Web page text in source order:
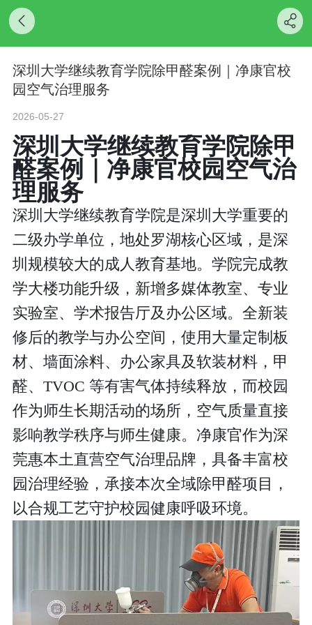
深圳大学继续教育学院除甲醛案例｜净康官校
园空气治理服务
2026-05-27
深圳大学继续教育学院除甲
醛案例｜净康官校园空气治
理服务
深圳大学继续教育学院是深圳大学重要的
二级办学单位，地处罗湖核心区域，是深
圳规模较大的成人教育基地。学院完成教
学大楼功能升级，新增多媒体教室、专业
实验室、学术报告厅及办公区域。全新装
修后的教学与办公空间，使用大量定制板
材、墙面涂料、办公家具及软装材料，甲
醛、TVOC 等有害气体持续释放，而校园
作为师生长期活动的场所，空气质量直接
影响教学秩序与师生健康。净康官作为深
莞惠本土直营空气治理品牌，具备丰富校
园治理经验，承接本次全域除甲醛项目，
以合规工艺守护校园健康呼吸环境。